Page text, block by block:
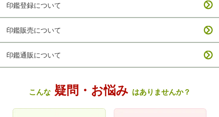
印鑑登録について
印鑑販売について
印鑑通販について
こんな疑問・お悩み はありませんか？